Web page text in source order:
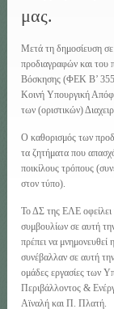
μας.
Μετά τη δημοσίευση
προδιαγραφών και του
Βόσκησης (ΦΕΚ Β’
Κοινή Υπουργική
των (οριστικών)
Ο καθορισμός των
τα ζητήματα που
ποικίλους τρόπους
στον τύπο).
Το ΔΣ της ΕΛΕ οφείλει
συμβουλίων σε αυτή
πρέπει να
συνέβαλλαν σε αυτή
ομάδες εργασίες των
Περιβάλλοντος &
Αϊναλή και Π. Πλατή.